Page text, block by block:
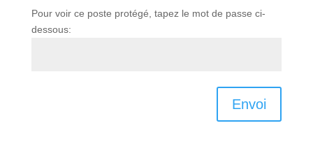
Pour voir ce poste protégé, tapez le mot de passe ci-
dessous:
Envoi